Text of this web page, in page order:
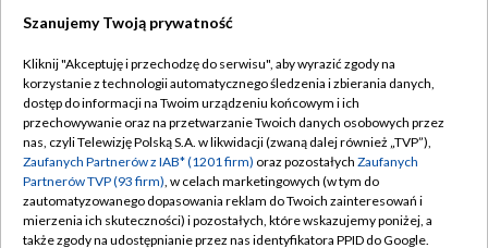
TVP
Abonament TVP
Emisja w TVP
Centrum informacji TVP
Naziemna Telewizja Cyfrowa
Regulamin TVP
Polityka prywatności
Moje zgody
Pomoc
Szanujemy Twoją prywatność
Kliknij "Akceptuję i przechodzę do serwisu", aby wyrazić zgody na
korzystanie z technologii automatycznego śledzenia i zbierania danych,
dostęp do informacji na Twoim urządzeniu końcowym i ich
przechowywanie oraz na przetwarzanie Twoich danych osobowych przez
nas, czyli Telewizję Polską S.A. w likwidacji (zwaną dalej również „TVP”),
Zaufanych Partnerów z IAB* (1201 firm) oraz pozostałych Zaufanych
Partnerów TVP (93 firm), w celach marketingowych (w tym do
zautomatyzowanego dopasowania reklam do Twoich zainteresowań i
mierzenia ich skuteczności) i pozostałych, które wskazujemy poniżej, a
także zgody na udostępnianie przez nas identyfikatora PPID do Google.